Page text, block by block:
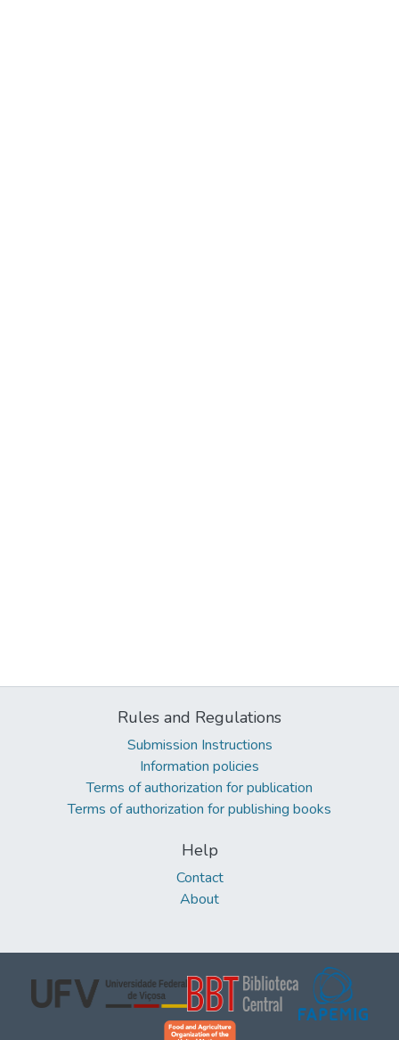
Rules and Regulations
Submission Instructions
Information policies
Terms of authorization for publication
Terms of authorization for publishing books
Help
Contact
About